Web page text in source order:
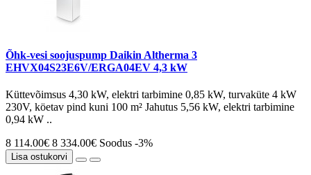
Õhk-vesi soojuspump Daikin Altherma 3
EHVX04S23E6V/ERGA04EV 4,3 kW
Küttevõimsus 4,30 kW, elektri tarbimine 0,85 kW, turvaküte 4 kW
230V, köetav pind kuni 100 m² Jahutus 5,56 kW, elektri tarbimine
0,94 kW ..
8 114.00€ 8 334.00€ Soodus -3%
Lisa ostukorvi